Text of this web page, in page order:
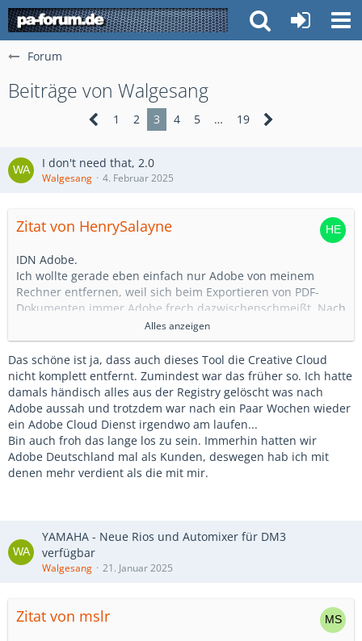
Forum
Beiträge von Walgesang
1 2 3 4 5 … 19
I don't need that, 2.0
Walgesang 4. Februar 2025
Zitat von HenrySalayne
IDN Adobe.
Ich wollte gerade eben einfach nur Adobe von meinem
Rechner entfernen, weil sich beim Exportieren von PDF-
Dokumenten immer Adobe frech dazwischenschmeißt. Nach
dem Vergeben eines Dateinamens wird beim letzten Schritt
der Vorgang abgebrochen, weil man ja keine gültige Lizenz
hat.
Was passiert also beim Druck auf "Deinstallieren" in der
Systemsteuerung? Adobe startet erst einmal ein Update.
10 Minuten später soll man sich dann anmelden, um
die Software zu deinstallieren...
Also erst einmal nach einer Lösung im Netz gesucht. Und
die gibt es tatsächlich mit dem
AdobeCreativeCloudCleanerTool. Sperriger Name, noch
Alles anzeigen
Das schöne ist ja, dass auch dieses Tool die Creative Cloud
nicht komplett entfernt. Zumindest war das früher so. Ich hatte
damals händisch alles aus der Registry gelöscht was nach
Adobe aussah und trotzdem war nach ein Paar Wochen wieder
ein Adobe Cloud Dienst irgendwo am laufen...
Bin auch froh das lange los zu sein. Immerhin hatten wir
Adobe Deutschland mal als Kunden, deswegen hab ich mit
denen mehr verdient als die mit mir.
YAMAHA - Neue Rios und Automixer für DM3
verfügbar
Walgesang 21. Januar 2025
Zitat von mslr